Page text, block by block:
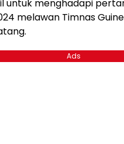
untuk menghadapi
melawan Timnas
Ads